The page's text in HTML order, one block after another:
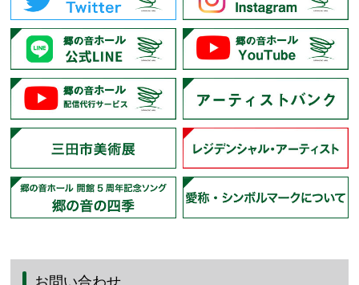
お問い合わせ